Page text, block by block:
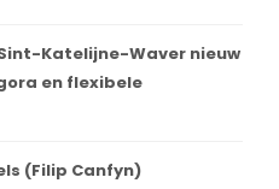
Katelijne-Waver nieuw
en flexibele
(Filip Canfyn)